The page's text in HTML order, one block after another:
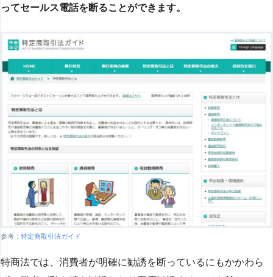
ってセールス電話を断ることができます。
参考： 特定商取引法ガイド
特商法では、消費者が明確に勧誘を断っているにもかかわら